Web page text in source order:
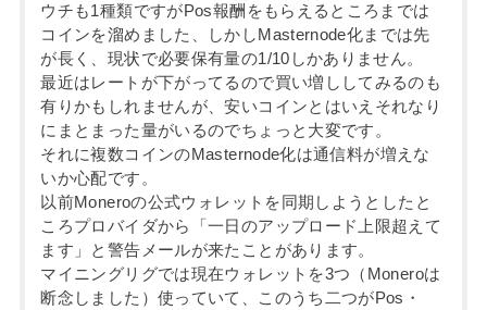
ウチも1種類ですがPos報酬をもらえるところまでは
コインを溜めました、しかしMasternode化までは先
が長く、現状で必要保有量の1/10しかありません。
最近はレートが下がってるので買い増ししてみるのも
有りかもしれませんが、安いコインとはいえそれなり
にまとまった量がいるのでちょっと大変です。
それに複数コインのMasternode化は通信料が増えな
いか心配です。
以前Moneroの公式ウォレットを同期しようとしたと
ころプロバイダから「一日のアップロード上限超えて
ます」と警告メールが来たことがあります。
マイニングリグでは現在ウォレットを3つ（Moneroは
断念しました）使っていて、このうち二つがPos・